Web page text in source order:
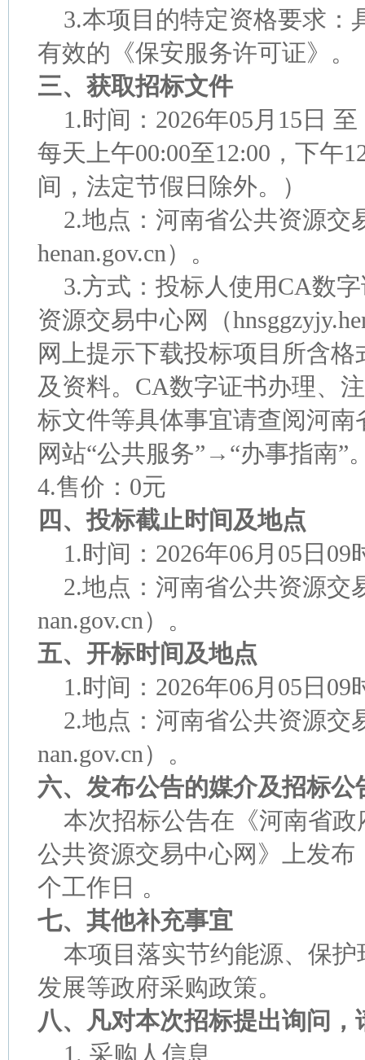
3.本项目的特定资格要求 ：
有效的《保安服务许可证》。
三、获取招标文件
1.时间：2026年05月15日
每天上午00:00至12:00，下午
间，法定节假日除外。）
2.地点：河南省公共资源交
henan.gov.cn）。
3.方式：投标人使用CA数
资源交易中心网（
网上提示下载投标项目所含格
及资料。CA数字证书办理、
标文件等具体事宜请查阅河
网站“公共服务”→“办事指南”
4.售价：0元
四、投标截止时间及地点
1.时间：2026年06月05日
2.地点：河南省公共资源交
nan.gov.cn）。
五、开标时间及地点
1.时间：2026年06月05日
2.地点：河南省公共资源交
nan.gov.cn）。
六、发布公告的媒介及招标公
本次招标公告在《河南省
公共资源交易中心网》上发布
个工作日 。
七、其他补充事宜
本项目落实节约能源、保
发展等政府采购政策。
八、凡对本次招标提出询问
1. 采购人信息